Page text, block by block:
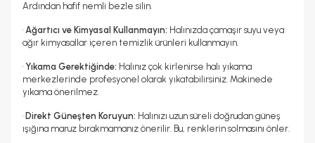
Ardından hafif nemli bezle silin.
• Ağartıcı ve Kimyasal Kullanmayın: Halınızda çamaşır suyu veya
ağır kimyasallar içeren temizlik ürünleri kullanmayın.
• Yıkama Gerektiğinde: Halınız çok kirlenirse halı yıkama
merkezlerinde profesyonel olarak yıkatabilirsiniz. Makinede
yıkama önerilmez.
• Direkt Güneşten Koruyun: Halınızı uzun süreli doğrudan güneş
ışığına maruz bırakmamanız önerilir. Bu, renklerin solmasını önler.